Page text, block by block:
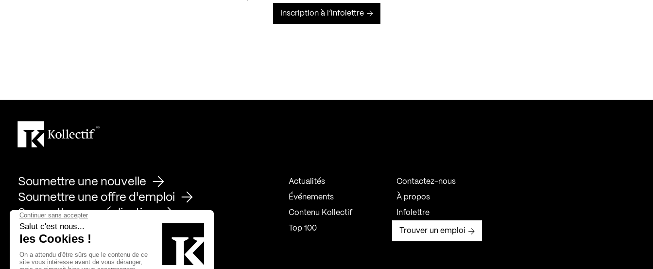
Inscription à l’infolettre
Soumettre une nouvelle
Soumettre une offre d'emploi
Soumettre une réalisation
Actualités
Événements
Contenu Kollectif
Top 100
Contactez-nous
À propos
Infolettre
Trouver un emploi